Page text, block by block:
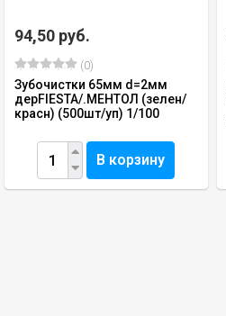
94,50 руб.
(0)
Зубочистки 65мм d=2мм
дерFIESTA/.МЕНТОЛ (зелен/
красн) (500шт/уп) 1/100
В корзину